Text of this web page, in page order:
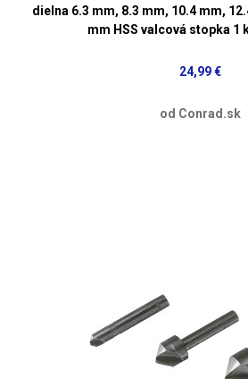
dielna 6.3 mm, 8.3 mm, 10.4 mm,
mm HSS valcová stopka 1
24,99 €
od Conrad.sk